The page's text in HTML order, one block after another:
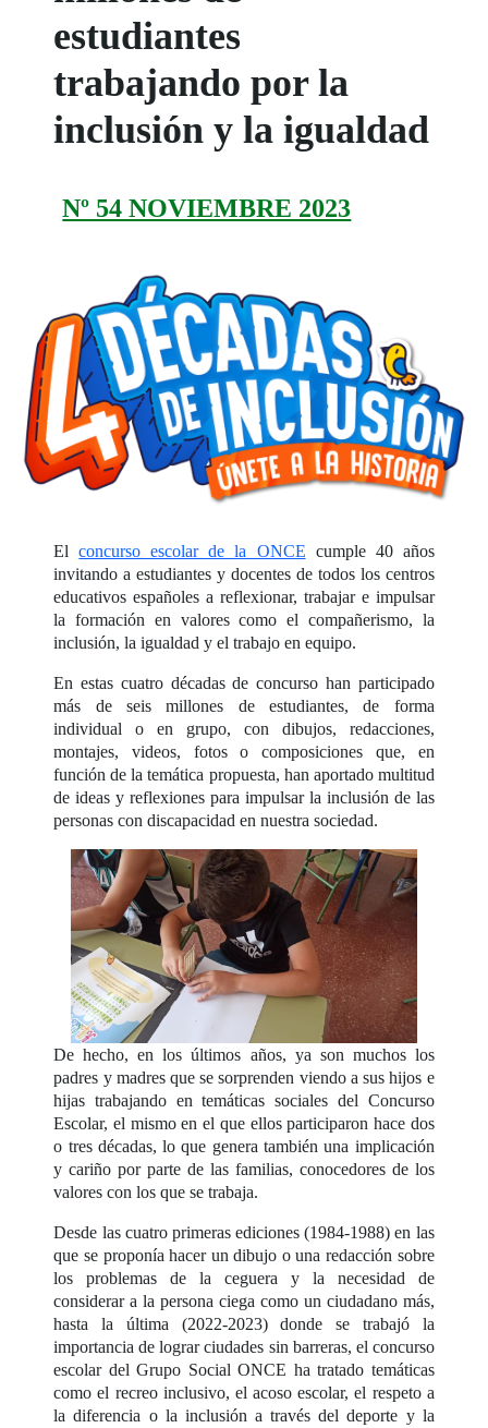
estudiantes
trabajando por la
inclusión y la igualdad
Nº 54 NOVIEMBRE 2023
Elconcurso escolar de la ONCE cumple 40 años
invitando a estudiantes y docentes de todos los centros
educativos españoles a reflexionar, trabajar e impulsar
la formación en valores como el compañerismo, la
inclusión, la igualdad y el trabajo en equipo.
En estas cuatro décadas de concurso han participado
más de seis millones de estudiantes, de forma
individual o en grupo, con dibujos, redacciones,
montajes, videos, fotos o composiciones que, en
función de la temática propuesta, han aportado multitud
de ideas y reflexiones para impulsar la inclusión de las
personas con discapacidad en nuestra sociedad.
De hecho, en los últimos años, ya son muchos los
padres y madres que se sorprenden viendo a sus hijos e
hijas trabajando en temáticas sociales del Concurso
Escolar, el mismo en el que ellos participaron hace dos
o tres décadas, lo que genera también una implicación
y cariño por parte de las familias, conocedores de los
valores con los que se trabaja.
Desde las cuatro primeras ediciones (1984-1988) en las
que se proponía hacer un dibujo o una redacción sobre
los problemas de la ceguera y la necesidad de
considerar a la persona ciega como un ciudadano más,
hasta la última (2022-2023) donde se trabajó la
importancia de lograr ciudades sin barreras, el concurso
escolar del Grupo Social ONCE ha tratado temáticas
como el recreo inclusivo, el acoso escolar, el respeto a
la diferencia o la inclusión a través del deporte y la